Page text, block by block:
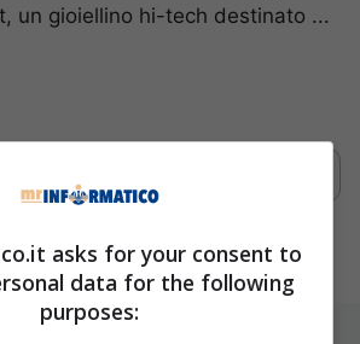
un gioiellino hi-tech destinato ...
asks for your consent to
data for the following
purposes: